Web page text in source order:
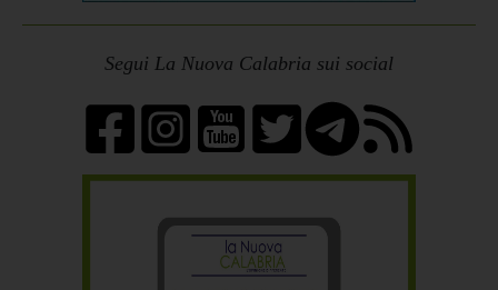
Segui La Nuova Calabria sui social